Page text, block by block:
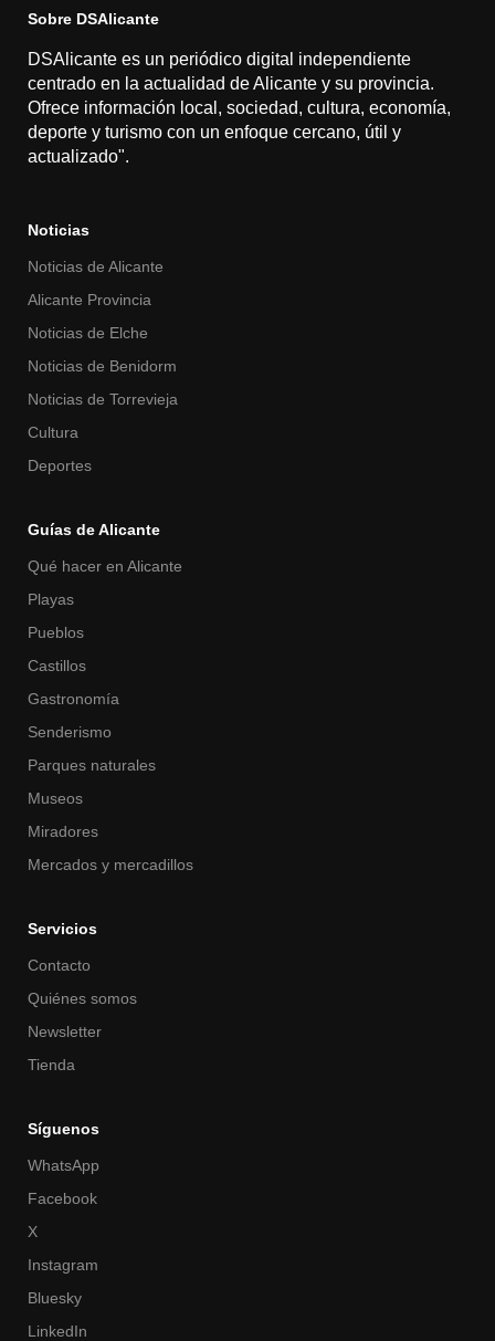
Sobre DSAlicante
DSAlicante es un periódico digital independiente
centrado en la actualidad de Alicante y su provincia.
Ofrece información local, sociedad, cultura, economía,
deporte y turismo con un enfoque cercano, útil y
actualizado".
Noticias
Noticias de Alicante
Alicante Provincia
Noticias de Elche
Noticias de Benidorm
Noticias de Torrevieja
Cultura
Deportes
Guías de Alicante
Qué hacer en Alicante
Playas
Pueblos
Castillos
Gastronomía
Senderismo
Parques naturales
Museos
Miradores
Mercados y mercadillos
Servicios
Contacto
Quiénes somos
Newsletter
Tienda
Síguenos
WhatsApp
Facebook
X
Instagram
Bluesky
LinkedIn